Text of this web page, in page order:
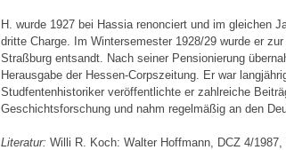
H. wurde 1927 bei Hassia renonciert und im gleichen
dritte Charge. Im Wintersemester 1928/29 wurde er
Straßburg entsandt. Nach seiner Pensionierung
Herausgabe der Hessen-Corpszeitung. Er war
Studfentenhistoriker veröffentlichte er zahlreiche
Geschichtsforschung und nahm regelmäßig an den
Literatur: Willi R. Koch: Walter Hoffmann, DCZ 4/1987,